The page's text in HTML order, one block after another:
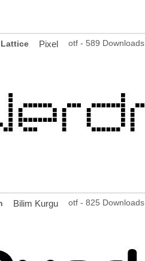
Pixel otf - 589 Downloads
Bilim Kurgu otf - 825 Downloads